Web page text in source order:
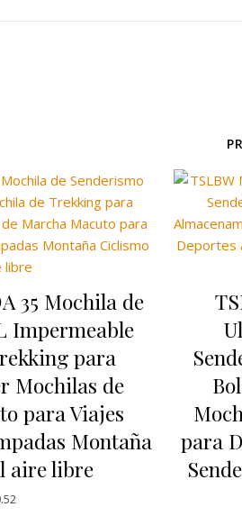
35 Mochila de
Impermeable
para
Mochilas de
para Viajes
Montaña
aire libre
para